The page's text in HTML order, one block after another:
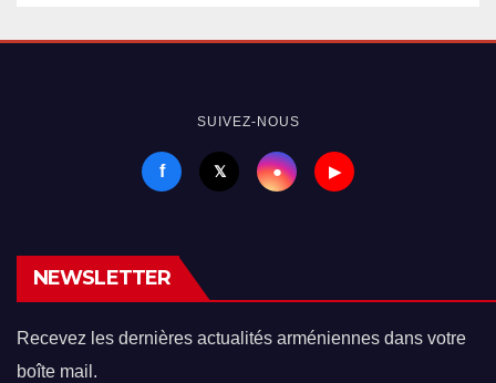
SUIVEZ-NOUS
f 𝕏 ● ▶
NEWSLETTER
Recevez les dernières actualités arméniennes dans votre
boîte mail.